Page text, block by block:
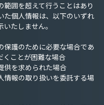
囲を超えて行うことはあり
た個人情報は、以下のいずれ
たしません。
保護のために必要な場合であ
くことが困難な場合
供を求められた場合
情報の取り扱いを委託する場